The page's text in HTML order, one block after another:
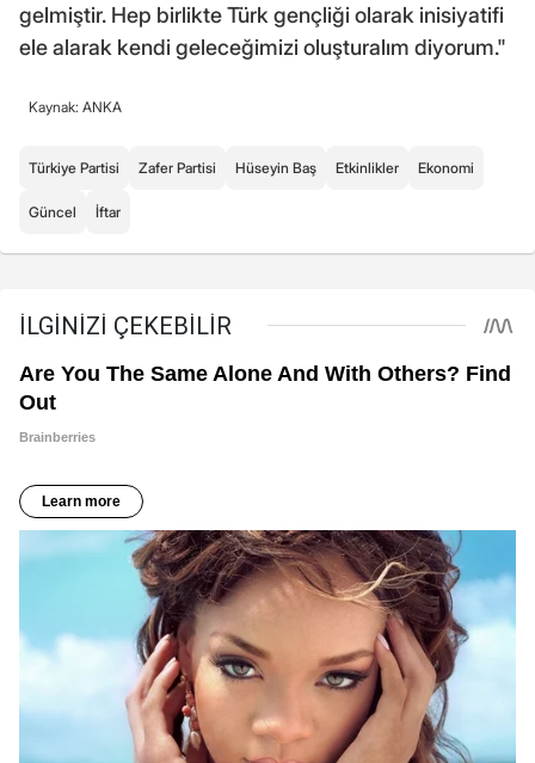
gelmiştir. Hep birlikte Türk gençliği olarak inisiyatifi
ele alarak kendi geleceğimizi oluşturalım diyorum."
Kaynak: ANKA
Türkiye Partisi Zafer Partisi Hüseyin Baş Etkinlikler Ekonomi
Güncel İftar